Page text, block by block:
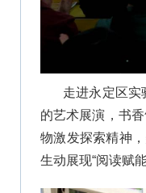
走进永定区实
的艺术展演，书
物激发探索精神
生动展现“阅读赋